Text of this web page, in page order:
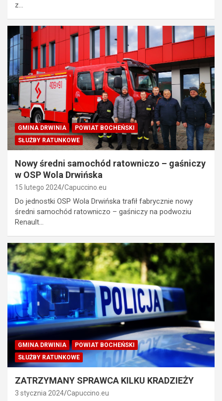
z…
GMINA DRWINIA
POWIAT BOCHEŃSKI
SŁUŻBY RATUNKOWE
Nowy średni samochód ratowniczo – gaśniczy
w OSP Wola Drwińska
15 lutego 2024 Capuccino.eu
Do jednostki OSP Wola Drwińska trafił fabrycznie nowy
średni samochód ratowniczo – gaśniczy na podwoziu
Renault…
GMINA DRWINIA
POWIAT BOCHEŃSKI
SŁUŻBY RATUNKOWE
ZATRZYMANY SPRAWCA KILKU KRADZIEŻY
3 stycznia 2024 Capuccino.eu